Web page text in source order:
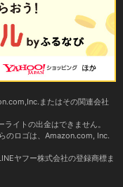
またはその関連会社
イトの出金はできません。
のロゴは、Amazon.com, Inc.
ヤフー株式会社の登録商標ま